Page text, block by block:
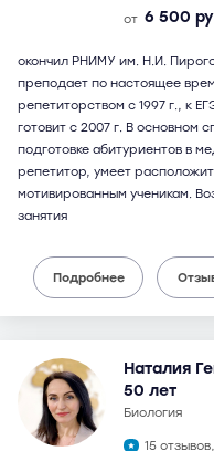
от 6 500
окончил РНИМУ им. Н.И.
преподает по настоящее
репетиторством с 1997 г., к
готовит с 2007 г. В основном
подготовке абитуриентов в
репетитор, умеет
мотивированным ученикам.
занятия
Подробнее
Наталия
50 лет
биология
15 отзывов,